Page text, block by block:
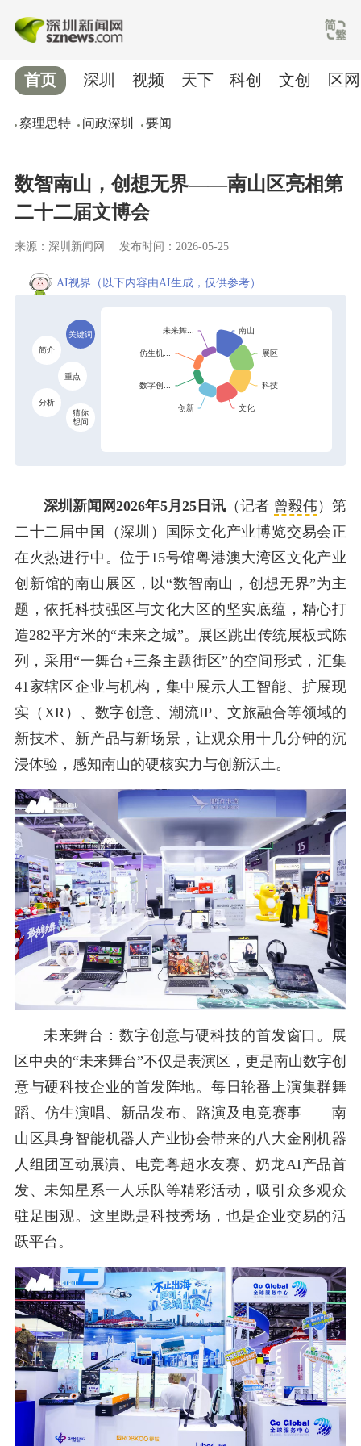
首页
察理思特 问政深圳 要闻
深圳 视频 天下 科创 文创 区网
数智南山，创想无界——南山区亮相第
二十二届文博会
来源：深圳新闻网 发布时间：2026-05-25
AI视界 （以下内容由AI生成，仅供参考）
关键词
简介
重点
分析
猜你
想问
深圳新闻网2026年5月25日讯 （记者 曾毅伟 ）第
二十二届中国（深圳）国际文化产业博览交易会正
在火热进行中。位于15号馆粤港澳大湾区文化产业
创新馆的南山展区，以“数智南山，创想无界”为主
题，依托科技强区与文化大区的坚实底蕴，精心打
造282平方米的“未来之城”。展区跳出传统展板式陈
列，采用“一舞台+三条主题街区”的空间形式，汇集
41家辖区企业与机构，集中展示人工智能、扩展现
实（XR）、数字创意、潮流IP、文旅融合等领域的
新技术、新产品与新场景，让观众用十几分钟的沉
浸体验，感知南山的硬核实力与创新沃土。
未来舞台：数字创意与硬科技的首发窗口。展
区中央的“未来舞台”不仅是表演区，更是南山数字创
意与硬科技企业的首发阵地。每日轮番上演集群舞
蹈、仿生演唱、新品发布、路演及电竞赛事——南
山区具身智能机器人产业协会带来的八大金刚机器
人组团互动展演、电竞粤超水友赛、奶龙AI产品首
发、未知星系一人乐队等精彩活动，吸引众多观众
驻足围观。这里既是科技秀场，也是企业交易的活
跃平台。